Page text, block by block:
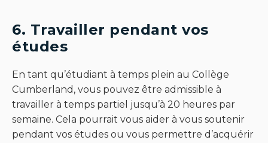
6. Travailler pendant vos
études
En tant qu’étudiant à temps plein au Collège
Cumberland, vous pouvez être admissible à
travailler à temps partiel jusqu’à 20 heures par
semaine. Cela pourrait vous aider à vous soutenir
pendant vos études ou vous permettre d’acquérir